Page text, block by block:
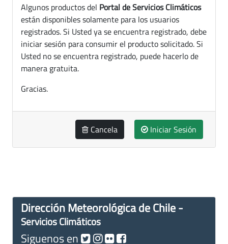
Algunos productos del Portal de Servicios Climáticos
están disponibles solamente para los usuarios
registrados. Si Usted ya se encuentra registrado, debe
iniciar sesión para consumir el producto solicitado. Si
Usted no se encuentra registrado, puede hacerlo de
manera gratuita.
Gracias.
Cancela Iniciar Sesión
Dirección Meteorológica de Chile -
Servicios Climáticos
Siguenos en